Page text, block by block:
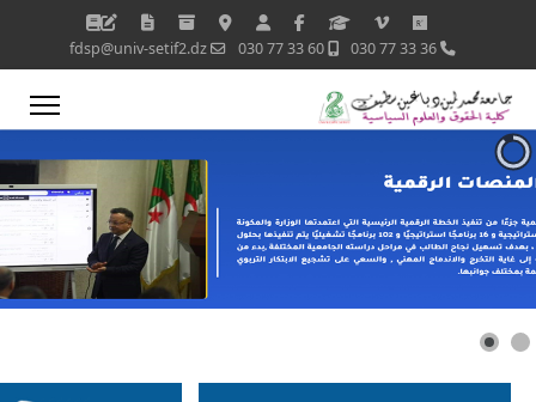
36 33 77 030
60 33 77 030
fdsp@univ-setif2.dz